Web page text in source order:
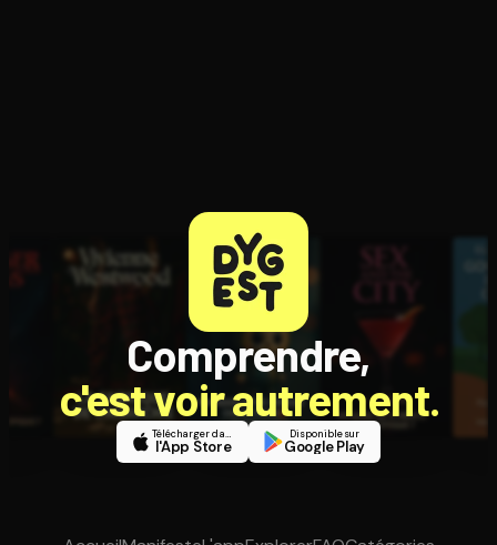
Comprendre,
c'est voir autrement.
Télécharger dans
l'App Store
Disponible sur
Google Play